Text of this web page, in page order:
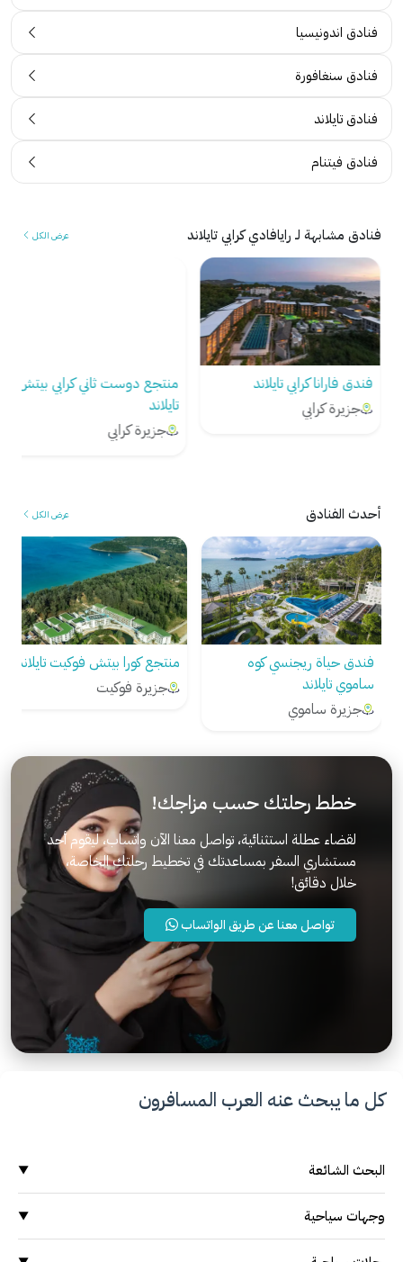
فنادق اندونيسيا
فنادق سنغافورة
فنادق تايلاند
فنادق فيتنام
فنادق مشابهة لـ رايافادي كرابي تايلاند عرض الكل
فندق فارانا كرابي تايلاند
جزيرة كرابي
منتجع دوست ثاني كرابي بيتش
تايلاند
جزيرة كرابي
أحدث الفنادق عرض الكل
فندق حياة ريجنسي كوه
ساموي تايلاند
جزيرة ساموي
منتجع كورا بيتش فوكيت تايلاند
جزيرة فوكيت
خطط رحلتك حسب مزاجك!
لقضاء عطلة استثنائية، تواصل معنا الآن واتساب، ليقوم أحد
مستشاري السفر بمساعدتك في تخطيط رحلتك الخاصة،
خلال دقائق!
تواصل معنا عن طريق الواتساب
كل ما يبحث عنه العرب المسافرون
البحث الشائعة ▼
وجهات سياحية
السياحة في ماليزيا
السياحة في اندونيسيا
وجهات سياحية ▼